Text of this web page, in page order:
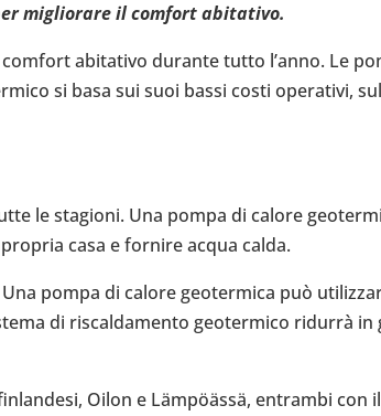
miglio­rare il comfort abi­ta­tivo.
abi­ta­tivo durante tutto l’anno. Le
si basa sui suoi bassi costi ope­ra­tivi,
le sta­gioni. Una pompa di calore
casa e fornire acqua calda.
pompa di calore geo­ter­mica può
di riscal­da­mento geo­ter­mico ridurrà
Oilon e Lämpöässä, entrambi con